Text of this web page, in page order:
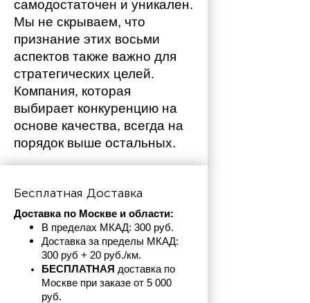
самодостаточен и уникален.
Мы не скрываем, что
признание этих восьми
аспектов также важно для
стратегических целей.
Компания, которая
выбирает конкуренцию на
основе качества, всегда на
порядок выше остальных.
Бесплатная Доставка
Доставка по Москве и области:
В пределах МКАД: 300 руб.
Доставка за пределы МКАД:
300 руб + 20 руб./км.
БЕСПЛАТНАЯ доставка по
Москве при заказе от 5 000
руб.